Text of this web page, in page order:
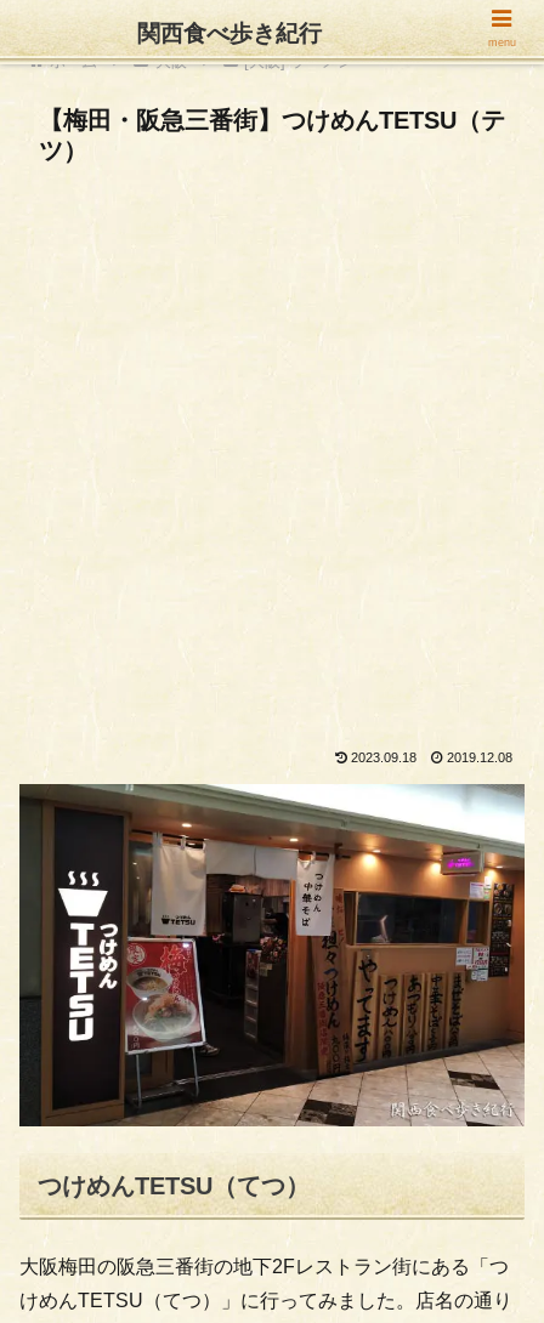
ホーム 大阪 [大阪] ラーメン
【梅田・阪急三番街】つけめんTETSU（テ
ツ）
2023.09.18 2019.12.08
つけめんTETSU（てつ）
大阪梅田の阪急三番街の地下2Fレストラン街にある「つ
けめんTETSU（てつ）」に行ってみました。店名の通り
関西食べ歩き紀行 menu